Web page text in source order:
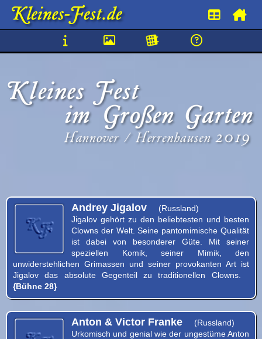
Kleines
Garten
Hannover
Herrenhausen
2019
Programm
Andrey Jigalov
(Russland)
Jigalov gehört zu den beliebtesten und besten
Clowns der Welt. Seine pantomimische Qualität
ist dabei von besonderer Güte. Mit seiner
speziellen Komik, seiner Mimik, den
unwiderstehlichen Grimassen und seiner provokanten Art ist
Jigalov das absolute Gegenteil zu traditionellen Clowns.
{Bühne 28}
Anton & Victor Franke
(Russland)
Urkomisch und genial wie der ungestüme Anton